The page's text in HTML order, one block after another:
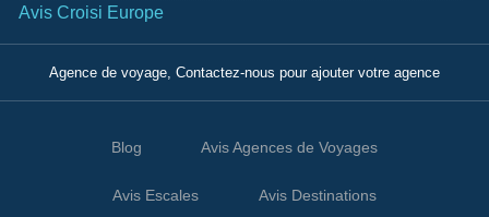
Avis Croisi Europe
Agence de voyage, Contactez-nous pour ajouter votre agence
Blog Avis Agences de Voyages
Avis Escales Avis Destinations